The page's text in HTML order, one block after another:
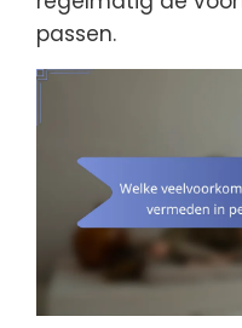
passen.